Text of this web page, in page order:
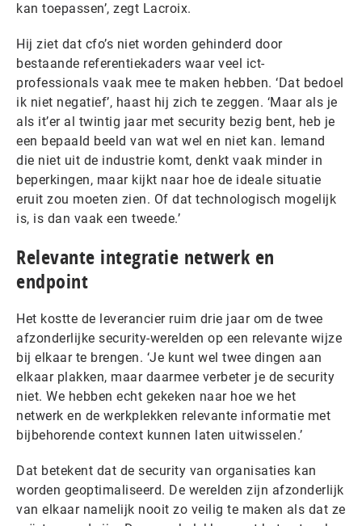
kan toepassen’, zegt Lacroix.
Hij ziet dat cfo’s niet worden gehinderd door
bestaande referentiekaders waar veel ict-
professionals vaak mee te maken hebben. ‘Dat bedoel
ik niet negatief’, haast hij zich te zeggen. ‘Maar als je
als it’er al twintig jaar met security bezig bent, heb je
een bepaald beeld van wat wel en niet kan. Iemand
die niet uit de industrie komt, denkt vaak minder in
beperkingen, maar kijkt naar hoe de ideale situatie
eruit zou moeten zien. Of dat technologisch mogelijk
is, is dan vaak een tweede.’
Relevante integratie netwerk en
endpoint
Het kostte de leverancier ruim drie jaar om de twee
afzonderlijke security-werelden op een relevante wijze
bij elkaar te brengen. ‘Je kunt wel twee dingen aan
elkaar plakken, maar daarmee verbeter je de security
niet. We hebben echt gekeken naar hoe we het
netwerk en de werkplekken relevante informatie met
bijbehorende context kunnen laten uitwisselen.’
Dat betekent dat de security van organisaties kan
worden geoptimaliseerd. De werelden zijn afzonderlijk
van elkaar namelijk nooit zo veilig te maken als dat ze